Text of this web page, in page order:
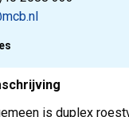
is duplex